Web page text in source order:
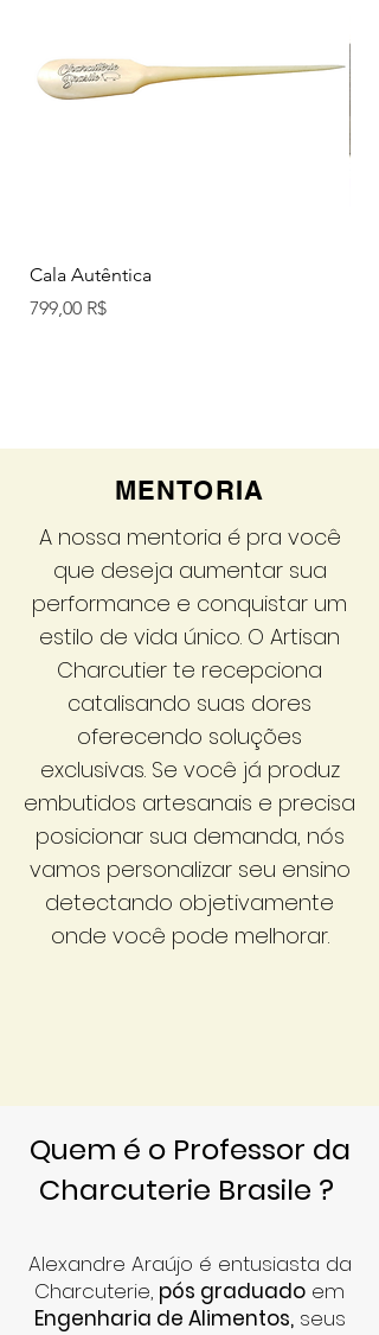
Cala Autêntica
Цена
799,00 R$
MENTORIA
A nossa mentoria é pra você
que deseja aumentar sua
performance e conquistar um
estilo de vida único. O Artisan
Charcutier te recepciona
catalisando suas dores
oferecendo soluções
exclusivas. Se você já produz
embutidos artesanais e precisa
posicionar sua demanda, nós
vamos personalizar seu ensino
detectando objetivamente
onde você pode melhorar.
Quem é o Professor da
Charcuterie Brasile ?
Alexandre Araújo é entusiasta da
Charcuterie, pós graduado em
Engenharia de Alimentos,seus